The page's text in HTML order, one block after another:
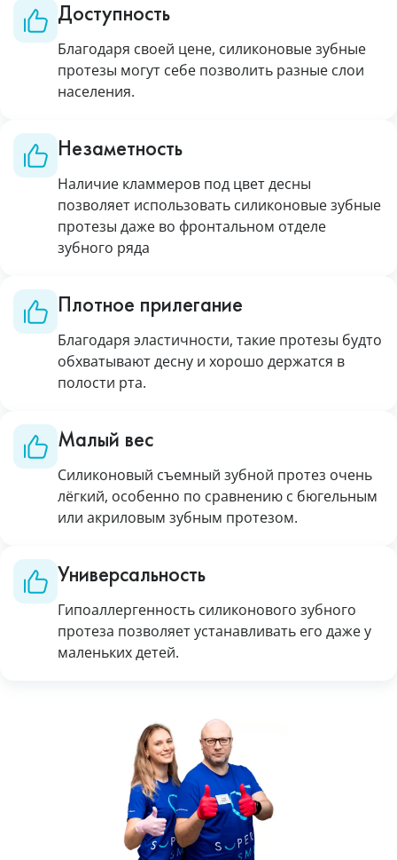
Доступность
Благодаря своей цене, силиконовые зубные
протезы могут себе позволить разные слои
населения.
Незаметность
Наличие кламмеров под цвет десны
позволяет использовать силиконовые зубные
протезы даже во фронтальном отделе
зубного ряда
Плотное прилегание
Благодаря эластичности, такие протезы будто
обхватывают десну и хорошо держатся в
полости рта.
Малый вес
Силиконовый съемный зубной протез очень
лёгкий, особенно по сравнению с бюгельным
или акриловым зубным протезом.
Универсальность
Гипоаллергенность силиконового зубного
протеза позволяет устанавливать его даже у
маленьких детей.